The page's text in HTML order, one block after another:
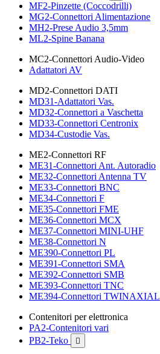
MF2-Pinzette (Coccodrilli)
MG2-Connettori Alimentazione
MH2-Prese Audio 3,5mm
ML2-Spine Banana
MC2-Connettori Audio-Video
Adattatori AV
MD2-Connettori DATI
MD31-Adattatori Vas.
MD32-Connettori a Vaschetta
MD33-Connettori Centronix
MD34-Custodie Vas.
ME2-Connettori RF
ME31-Connettori Ant. Autoradio
ME32-Connettori Antenna TV
ME33-Connettori BNC
ME34-Connettori F
ME35-Connettori FME
ME36-Connettori MCX
ME37-Connettori MINI-UHF
ME38-Connettori N
ME390-Connettori PL
ME391-Connettori SMA
ME392-Connettori SMB
ME393-Connettori TNC
ME394-Connettori TWINAXIAL
Contenitori per elettronica
PA2-Contenitori vari
PB2-Teko
